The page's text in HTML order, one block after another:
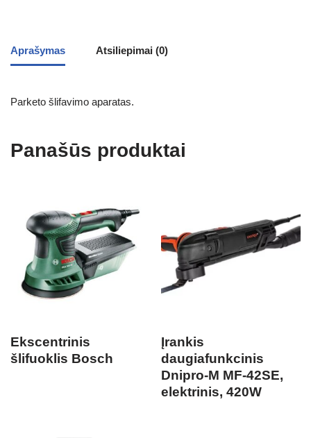
Aprašymas Atsiliepimai (0)
Parketo šlifavimo aparatas.
Panašūs produktai
Ekscentrinis
šlifuoklis Bosch
Įrankis
daugiafunkcinis
Dnipro-M MF-42SE,
elektrinis, 420W